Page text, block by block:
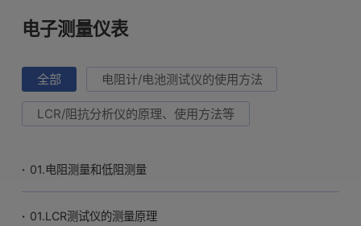
电子测量仪表
全部 电阻计/电池测试仪的使用方法
LCR/阻抗分析仪的原理、使用方法等
· 01.电阻测量和低阻测量
· 01.LCR测试仪的测量原理